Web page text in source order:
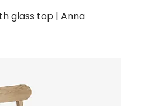
glass top | Anna